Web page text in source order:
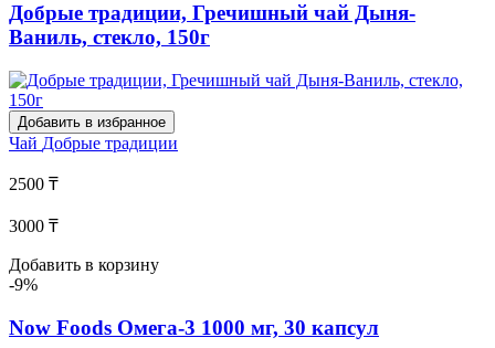
Добрые традиции, Гречишный чай Дыня-
Ваниль, стекло, 150г
Добавить в избранное
Чай Добрые традиции
2500 ₸
3000 ₸
Добавить в корзину
-9%
Now Foods Омега-3 1000 мг, 30 капсул